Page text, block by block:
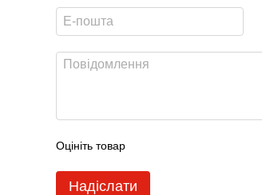
Оцініть товар
Надіслати